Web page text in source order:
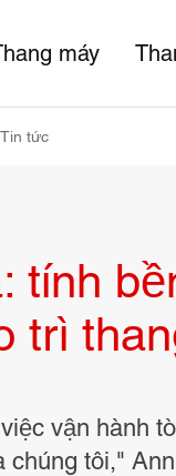
máy
Tin tức
tính
trì
vận hành
tôi,"